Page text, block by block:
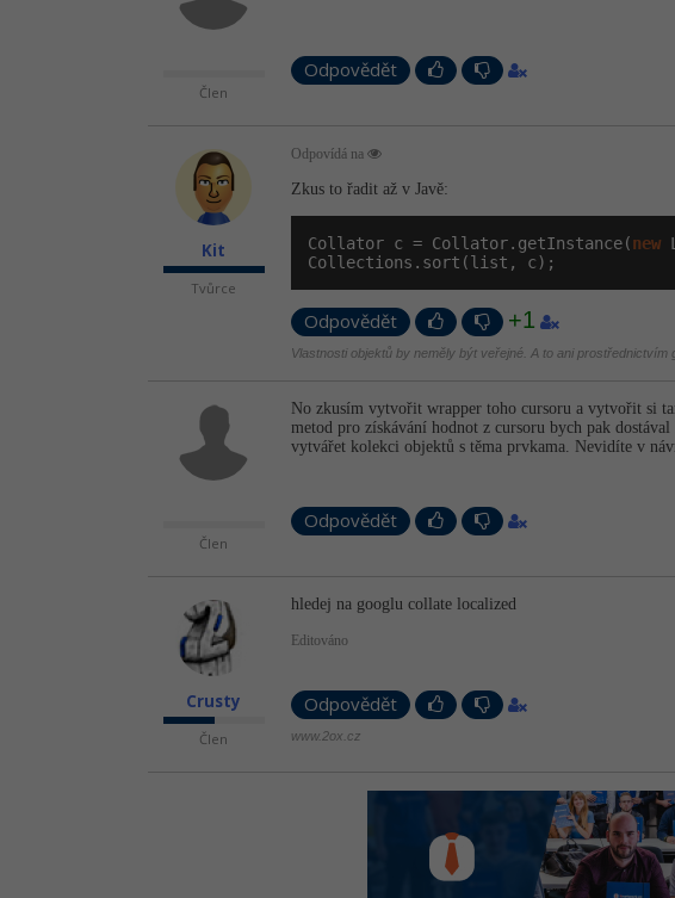
Člen
Odpovědět
Kit
Tvůrce
Odpovídá na
Zkus to řadit až v Javě:
Collator c = Collator.getInstance(new
Collections.sort(list, c);
Odpovědět +1
Vlastnosti objektů by neměly být veřejné. A to ani prostřednictvím
Člen
No zkusím vytvořit wrapper toho cursoru a vytvořit si
metod pro získávání hodnot z cursoru bych pak
vytvářet kolekci objektů s těma prvkama. Nevidíte v
Odpovědět
Crusty
Člen
hledej na googlu collate localized
Editováno
Odpovědět
www.2ox.cz